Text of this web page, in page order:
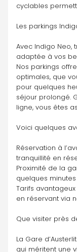
cyclables
Les parkings
Avec Indigo Neo,
adaptée à vos
Nos parkings
optimales, que
pour quelques
séjour prolongé.
ligne, vous êtes
Voici quelques
Réservation à
tranquillité en
Proximité de la
quelques
Tarifs
en réservant via
Que visiter près
La Gare
qui méritent une